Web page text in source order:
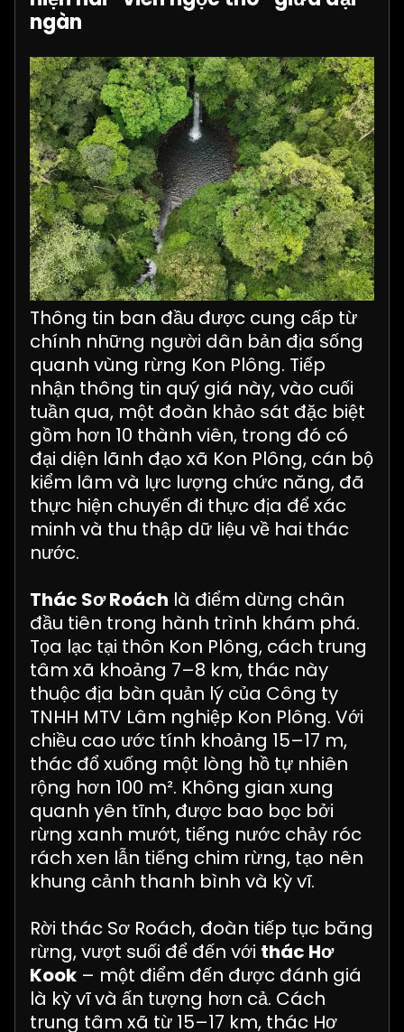
ngàn
Thông tin ban đầu được cung cấp từ
chính những người dân bản địa sống
quanh vùng rừng Kon Plông. Tiếp
nhận thông tin quý giá này, vào cuối
tuần qua, một đoàn khảo sát đặc biệt
gồm hơn 10 thành viên, trong đó có
đại diện lãnh đạo xã Kon Plông, cán bộ
kiểm lâm và lực lượng chức năng, đã
thực hiện chuyến đi thực địa để xác
minh và thu thập dữ liệu về hai thác
nước.
Thác Sơ Roách là điểm dừng chân
đầu tiên trong hành trình khám phá.
Tọa lạc tại thôn Kon Plông, cách trung
tâm xã khoảng 7–8 km, thác này
thuộc địa bàn quản lý của Công ty
TNHH MTV Lâm nghiệp Kon Plông. Với
chiều cao ước tính khoảng 15–17 m,
thác đổ xuống một lòng hồ tự nhiên
rộng hơn 100 m². Không gian xung
quanh yên tĩnh, được bao bọc bởi
rừng xanh mướt, tiếng nước chảy róc
rách xen lẫn tiếng chim rừng, tạo nên
khung cảnh thanh bình và kỳ vĩ.
Rời thác Sơ Roách, đoàn tiếp tục băng
rừng, vượt suối để đến với thác Hơ
Kook – một điểm đến được đánh giá
là kỳ vĩ và ấn tượng hơn cả. Cách
trung tâm xã từ 15–17 km, thác Hơ